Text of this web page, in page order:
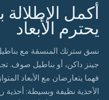
أكمل
يحترم الأبعاد
نسق سترتك المنسقة مع
جينز داكن، أو بناطيل صوف.
فهما يتعارضان مع الأبعاد
الأحذية نظيفة وبسيطة: أحذية